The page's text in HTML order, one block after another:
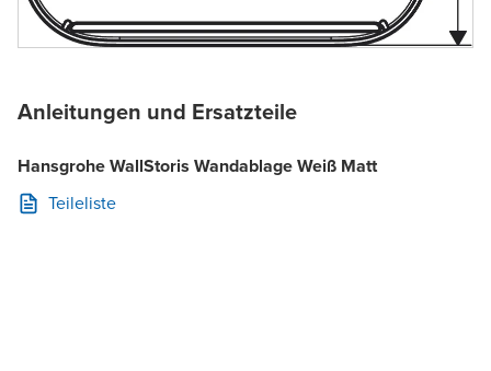
Anleitungen und Ersatzteile
Hansgrohe WallStoris Wandablage Weiß Matt
Teileliste